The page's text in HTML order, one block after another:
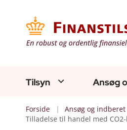
Tilsyn Ansøg
Forside Ansøg og indberet
Tilladelse til handel med